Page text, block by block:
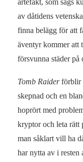
artefakt, som sägs
av dåtidens
finna belägg för att
äventyr kommer att
försvunna städer på
Tomb Raiderförblir
skepnad och en
hoprört med
kryptor och leta rätt
man såklart vill ha
har nytta av i resten